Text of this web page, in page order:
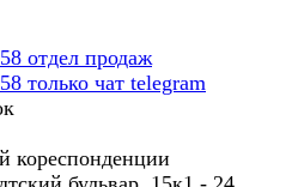
отдел продаж
только чат telegram
кореспонденции